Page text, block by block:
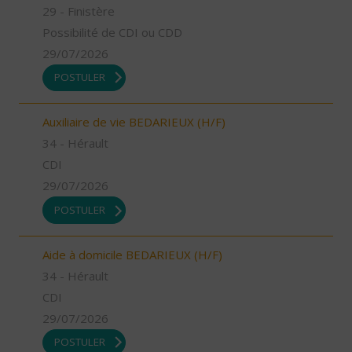
29 - Finistère
Possibilité de CDI ou CDD
29/07/2026
POSTULER
Auxiliaire de vie BEDARIEUX (H/F)
34 - Hérault
CDI
29/07/2026
POSTULER
Aide à domicile BEDARIEUX (H/F)
34 - Hérault
CDI
29/07/2026
POSTULER